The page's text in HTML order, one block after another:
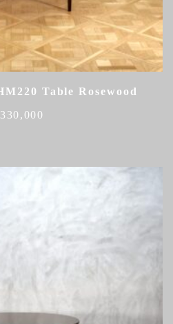
Table Rosewood
330,000